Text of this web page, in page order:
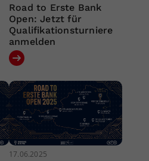
Road to Erste Bank
Open: Jetzt für
Qualifikationsturniere
anmelden
17.06.2025